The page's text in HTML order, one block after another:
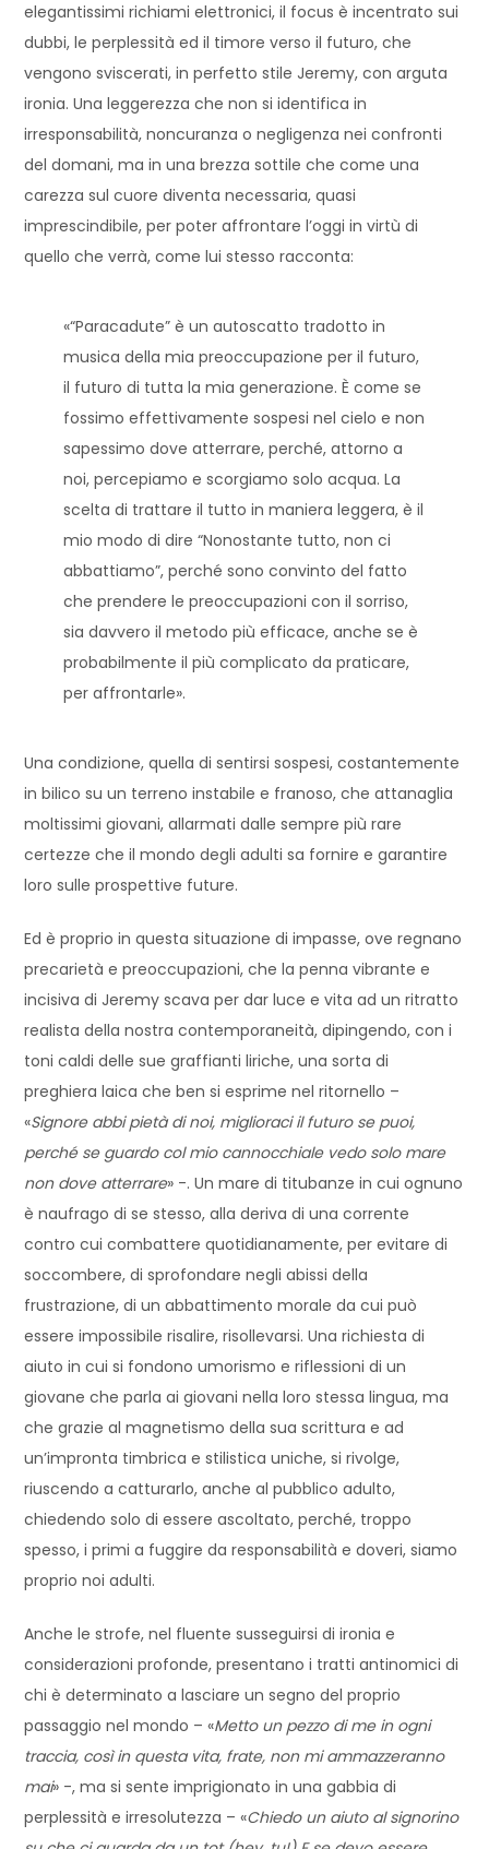
elegantissimi richiami elettronici, il focus è incentrato sui
dubbi, le perplessità ed il timore verso il futuro, che
vengono sviscerati, in perfetto stile Jeremy, con arguta
ironia. Una leggerezza che non si identifica in
irresponsabilità, noncuranza o negligenza nei confronti
del domani, ma in una brezza sottile che come una
carezza sul cuore diventa necessaria, quasi
imprescindibile, per poter affrontare l’oggi in virtù di
quello che verrà, come lui stesso racconta:
«“Paracadute” è un autoscatto tradotto in
musica della mia preoccupazione per il futuro,
il futuro di tutta la mia generazione. È come se
fossimo effettivamente sospesi nel cielo e non
sapessimo dove atterrare, perché, attorno a
noi, percepiamo e scorgiamo solo acqua. La
scelta di trattare il tutto in maniera leggera, è il
mio modo di dire “Nonostante tutto, non ci
abbattiamo”, perché sono convinto del fatto
che prendere le preoccupazioni con il sorriso,
sia davvero il metodo più efficace, anche se è
probabilmente il più complicato da praticare,
per affrontarle».
Una condizione, quella di sentirsi sospesi, costantemente
in bilico su un terreno instabile e franoso, che attanaglia
moltissimi giovani, allarmati dalle sempre più rare
certezze che il mondo degli adulti sa fornire e garantire
loro sulle prospettive future.
Ed è proprio in questa situazione di impasse, ove regnano
precarietà e preoccupazioni, che la penna vibrante e
incisiva di Jeremy scava per dar luce e vita ad un ritratto
realista della nostra contemporaneità, dipingendo, con i
toni caldi delle sue graffianti liriche, una sorta di
preghiera laica che ben si esprime nel ritornello –
«Signore abbi pietà di noi, miglioraci il futuro se puoi,
perché se guardo col mio cannocchiale vedo solo mare
non dove atterrare» -. Un mare di titubanze in cui ognuno
è naufrago di se stesso, alla deriva di una corrente
contro cui combattere quotidianamente, per evitare di
soccombere, di sprofondare negli abissi della
frustrazione, di un abbattimento morale da cui può
essere impossibile risalire, risollevarsi. Una richiesta di
aiuto in cui si fondono umorismo e riflessioni di un
giovane che parla ai giovani nella loro stessa lingua, ma
che grazie al magnetismo della sua scrittura e ad
un’impronta timbrica e stilistica uniche, si rivolge,
riuscendo a catturarlo, anche al pubblico adulto,
chiedendo solo di essere ascoltato, perché, troppo
spesso, i primi a fuggire da responsabilità e doveri, siamo
proprio noi adulti.
Anche le strofe, nel fluente susseguirsi di ironia e
considerazioni profonde, presentano i tratti antinomici di
chi è determinato a lasciare un segno del proprio
passaggio nel mondo – «Metto un pezzo di me in ogni
traccia, così in questa vita, frate, non mi ammazzeranno
mai» -, ma si sente imprigionato in una gabbia di
perplessità e irresolutezza – «Chiedo un aiuto al signorino